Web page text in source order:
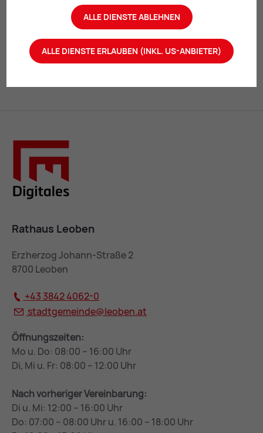
Mail Print
Rathaus Leoben
Erzherzog Johann-Straße 2
8700 Leoben
+43 3842 4062-0
stadtgemeinde@leoben.at
Öffnungszeiten:
Mo u. Do: 08:00 – 16:00 Uhr
Di, Mi u. Fr: 08:00 – 12:00 Uhr
Nach vorheriger Vereinbarung:
Di u. Mi: 12:00 – 16:00 Uhr
Do: 07:00 – 08:00 Uhr u. 16:00 – 18:00 Uhr
ALLE DIENSTE ABLEHNEN
ALLE DIENSTE ERLAUBEN (INKL. US-ANBIETER)